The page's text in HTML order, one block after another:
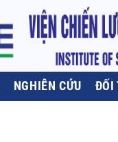
NGHIÊN CỨU ĐỐI